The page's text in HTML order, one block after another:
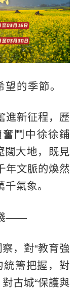
的季節。
進新征程，歷
鬥中徐徐鋪
闊大地，既見
年文脈的煥然
氣象。
踐——
，對“教育強
統籌把握，對
古城“保護與